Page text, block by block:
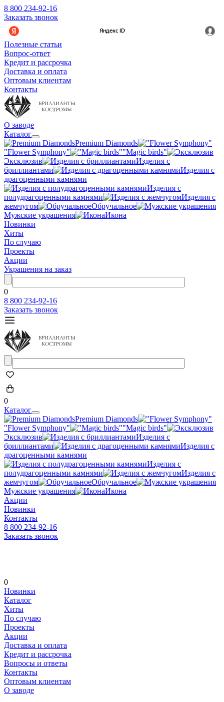
8 800 234-92-16
Заказать звонок
Полезные статьи
Вопрос-ответ
Кредит и рассрочка
Доставка и оплата
Оптовым клиентам
Контакты
О заводе
Каталог
Premium Diamonds
"Flower Symphony"
"Magic birds"
Эксклюзив
Изделия с
бриллиантами
Изделия с
драгоценными камнями
Изделия с
полудрагоценными камнями
Изделия с
жемчугом
Обручальное
Мужские украшения
Икона
Новинки
Хиты
По случаю
Проекты
Акции
Украшения на заказ
0
8 800 234-92-16
Заказать звонок
0
Каталог
Premium Diamonds
"Flower Symphony"
"Magic birds"
Эксклюзив
Изделия с
бриллиантами
Изделия с
драгоценными камнями
Изделия с
полудрагоценными камнями
Изделия с
жемчугом
Обручальное
Мужские украшения
Икона
Акции
Новинки
Контакты
8 800 234-92-16
Заказать звонок
0
Новинки
Каталог
Хиты
По случаю
Проекты
Акции
Доставка и оплата
Кредит и рассрочка
Вопросы и ответы
Контакты
Оптовым клиентам
О заводе